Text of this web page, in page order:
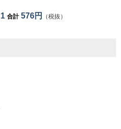
1 合計576円 （税抜）